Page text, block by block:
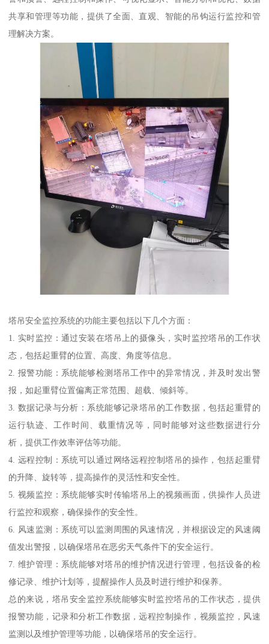
共享和管理等功能，提供了全面、直观、智能的吊钩运行监控和管
理解决方案。
塔吊安全监控系统的功能主要包括以下几个方面：
1. 实时监控：通过安装在塔吊上的摄像头，实时监控塔吊的工作状
态，包括起重臂的位置、高度、角度等信息。
2. 报警功能：系统能够检测塔吊工作中的异常情况，并及时发出警
报，如起重臂位置偏离正常范围、超载、倾斜等。
3. 数据记录与分析：系统能够记录塔吊的工作数据，包括起重臂的
运行轨迹、工作时间、载重情况等，同时能够对这些数据进行分
析，提供工作效率评估等功能。
4. 远程控制：系统可以通过网络远程控制塔吊的操作，包括起重臂
的升降、旋转等，提高操作的灵活性和安全性。
5. 视频监控：系统能够实时传输塔吊上的视频画面，供操作人员进
行监控和观察，确保操作的安全性。
6. 风速监测：系统可以监测周围的风速情况，并根据设定的风速阈
值发出警报，以确保塔吊在恶劣天气条件下的安全运行。
7. 维护管理：系统能够对塔吊的维护情况进行管理，包括设备的检
修记录、维护计划等，提醒操作人员及时进行维护和保养。
总的来说，塔吊安全监控系统能够实时监控塔吊的工作状态，提供
报警功能，记录和分析工作数据，远程控制操作，视频监控，风速
监测以及维护管理等功能，以确保塔吊的安全运行。